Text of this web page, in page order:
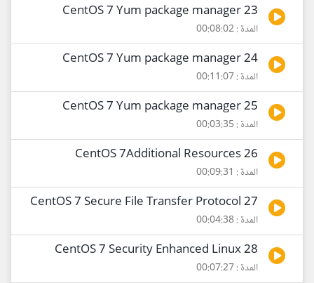
23 CentOS 7 Yum package manager
المدة : 00:08:02
24 CentOS 7 Yum package manager
المدة : 00:11:07
25 CentOS 7 Yum package manager
المدة : 00:03:35
26 CentOS 7Additional Resources
المدة : 00:09:31
27 CentOS 7 Secure File Transfer Protocol
المدة : 00:04:38
28 CentOS 7 Security Enhanced Linux
المدة : 00:07:27